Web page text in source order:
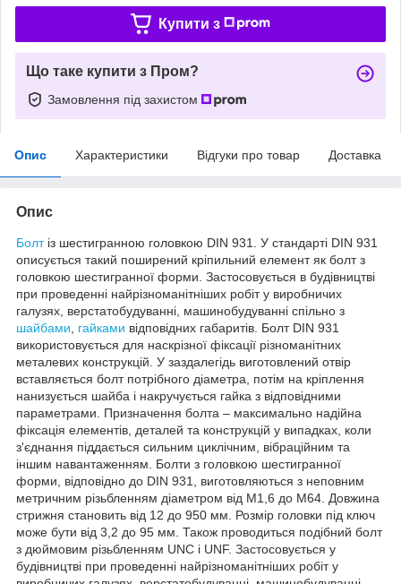
Купити з
Що таке купити з Пром?
Замовлення під захистом
Опис Характеристики Відгуки про товар Доставка
Опис
Болтіз шестигранною головкою DIN 931. У стандарті DIN 931
описується такий поширений кріпильний елемент як болт з
головкою шестигранної форми. Застосовується в будівництві
при проведенні найрізноманітніших робіт у виробничих
галузях, верстатобудуванні, машинобудуванні спільно з
шайбами
гайками відповідних габаритів. Болт DIN 931
використовується для наскрізної фіксації різноманітних
металевих конструкцій. У заздалегідь виготовлений отвір
вставляється болт потрібного діаметра, потім на кріплення
нанизується шайба і накручується гайка з відповідними
параметрами. Призначення болта – максимально надійна
фіксація елементів, деталей та конструкцій у випадках, коли
з'єднання піддається сильним циклічним, вібраційним та
іншим навантаженням. Болти з головкою шестигранної
форми, відповідно до DIN 931, виготовляються з неповним
метричним різьбленням діаметром від М1,6 до М64. Довжина
стрижня становить від 12 до 950 мм. Розмір головки під ключ
може бути від 3,2 до 95 мм. Також проводиться подібний болт
з дюймовим різьбленням UNC і UNF. Застосовується у
будівництві при проведенні найрізноманітніших робіт у